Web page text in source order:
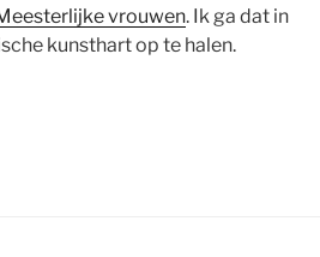
vrouwen. Ik ga dat in
kunsthart op te halen.